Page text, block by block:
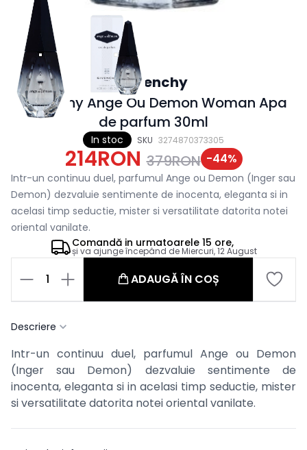
In stoc SKU 3274870373305
Givenchy
Givenchy Ange Ou Demon Woman Apa
de parfum 30ml
214RON 379RON -44%
Intr-un continuu duel, parfumul Ange ou Demon (Inger sau
Demon) dezvaluie sentimente de inocenta, eleganta si in
acelasi timp seductie, mister si versatilitate datorita notei
oriental vanilate.
Comandă in urmatoarele 15 ore,
și va ajunge începând deMiercuri, 12 August
1 ADAUGĂ ÎN COȘ
Descriere
Intr-un continuu duel, parfumul Ange ou Demon
(Inger sau Demon) dezvaluie sentimente de
inocenta, eleganta si in acelasi timp seductie, mister
si versatilitate datorita notei oriental vanilate.